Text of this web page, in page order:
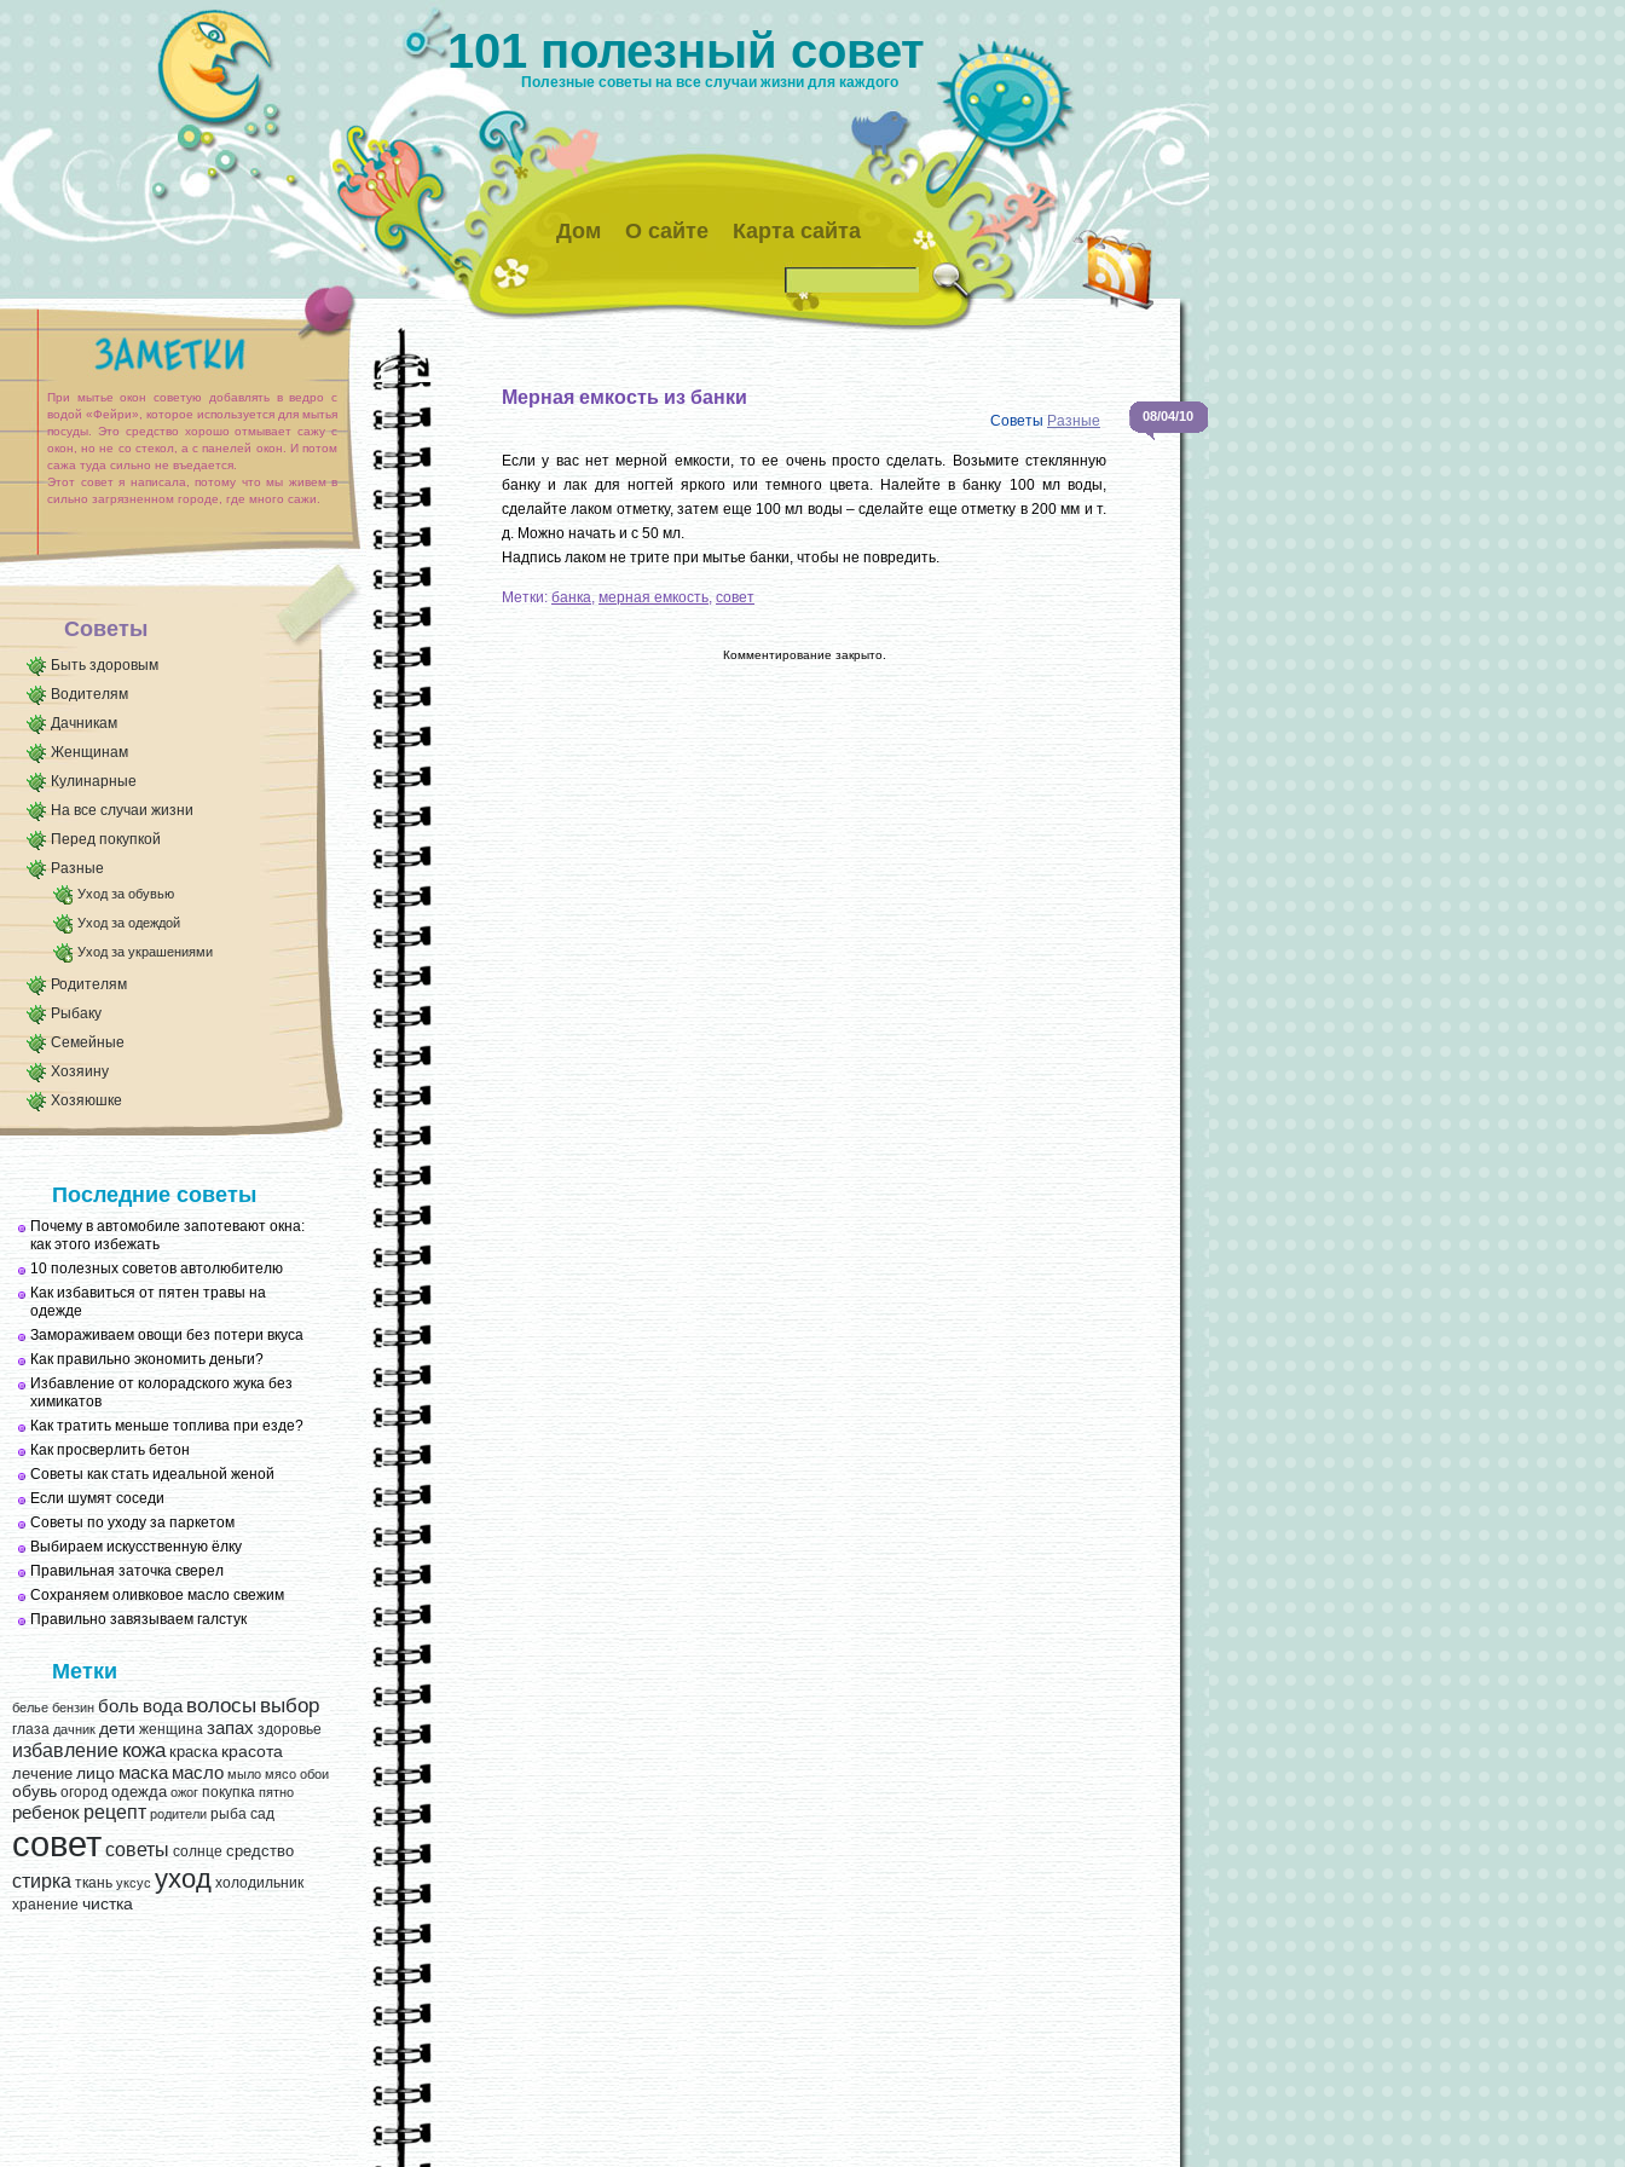
101 полезный совет
Полезные советы на все случаи жизни для каждого
Дом О сайте Карта сайта
При мытье окон советую добавлять в ведро с
водой «Фейри», которое используется для мытья
посуды. Это средство хорошо отмывает сажу с
окон, но не со стекол, а с панелей окон. И потом
сажа туда сильно не въедается.
Этот совет я написала, потому что мы живем в
сильно загрязненном городе, где много сажи.
Советы
Быть здоровым
Водителям
Дачникам
Женщинам
Кулинарные
На все случаи жизни
Перед покупкой
Разные
Уход за обувью
Уход за одеждой
Уход за украшениями
Родителям
Рыбаку
Семейные
Хозяину
Хозяюшке
Последние советы
Почему в автомобиле запотевают окна:
как этого избежать
10 полезных советов автолюбителю
Как избавиться от пятен травы на
одежде
Замораживаем овощи без потери вкуса
Как правильно экономить деньги?
Избавление от колорадского жука без
химикатов
Как тратить меньше топлива при езде?
Как просверлить бетон
Советы как стать идеальной женой
Если шумят соседи
Советы по уходу за паркетом
Выбираем искусственную ёлку
Правильная заточка сверел
Сохраняем оливковое масло свежим
Правильно завязываем галстук
Метки
белье бензин боль вода волосы выбор
глаза дачник дети женщина запах здоровье
избавление кожа краска красота
лечение лицо маска масло мыло мясо обои
обувь огород одежда ожог покупка пятно
ребенок рецепт родители рыба сад
советсоветы солнце средство
стирка ткань уксус уход холодильник
хранение чистка
Мерная емкость из банки
Советы Разные 08/04/10
Если у вас нет мерной емкости, то ее очень просто сделать. Возьмите стеклянную
банку и лак для ногтей яркого или темного цвета. Налейте в банку 100 мл воды,
сделайте лаком отметку, затем еще 100 мл воды – сделайте еще отметку в 200 мм и т.
д. Можно начать и с 50 мл.
Надпись лаком не трите при мытье банки, чтобы не повредить.
Метки: банка, мерная емкость, совет
Комментирование закрыто.